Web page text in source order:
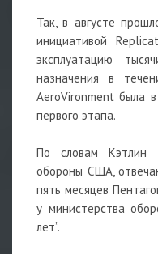
Так, в августе
инициативой
эксплуатацию
назначения в
AeroVironment была
первого этапа.
По словам Кэтлин
обороны США,
пять месяцев
у министерства
лет”.